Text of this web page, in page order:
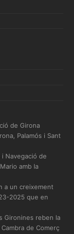
de Girona
Palamós i Sant
Navegació de
amb la
a un creixement
2025 que en
Gironines reben la
de Comerç